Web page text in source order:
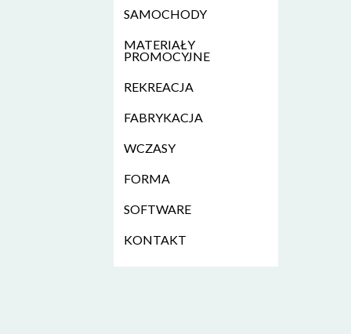
SAMOCHODY
MATERIAŁY
PROMOCYJNE
REKREACJA
FABRYKACJA
WCZASY
FORMA
SOFTWARE
KONTAKT